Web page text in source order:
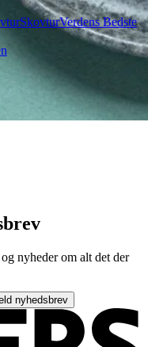
SkovturVerdens Bedste
nyheder om alt det der
nyhedsbrev